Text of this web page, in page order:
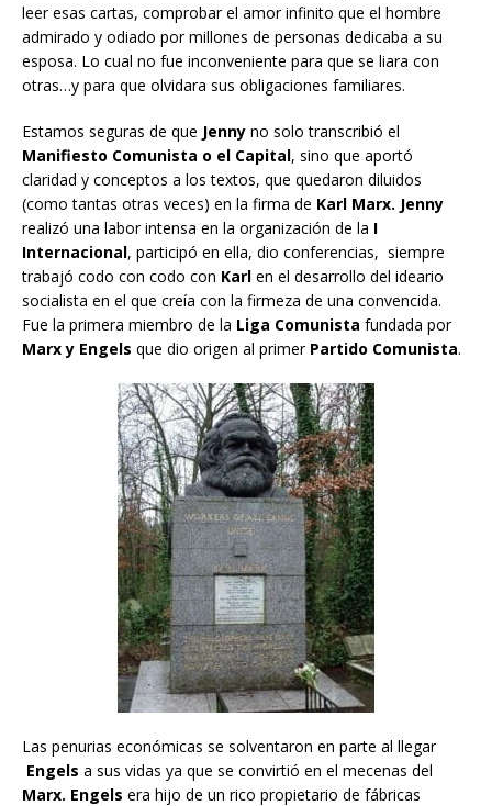
leer esas cartas, comprobar el amor infinito que el hombre
admirado y odiado por millones de personas dedicaba a su
esposa. Lo cual no fue inconveniente para que se liara con
otras…y para que olvidara sus obligaciones familiares.
Estamos seguras de que Jenny no solo transcribió el
Manifiesto Comunista o el Capital, sino que aportó
claridad y conceptos a los textos, que quedaron diluidos
(como tantas otras veces) en la firma de Karl Marx. Jenny
realizó una labor intensa en la organización de la I
Internacional, participó en ella, dio conferencias, siempre
trabajó codo con codo con Karl en el desarrollo del ideario
socialista en el que creía con la firmeza de una convencida.
Fue la primera miembro de la Liga Comunista fundada por
Marx y Engels que dio origen al primer Partido Comunista.
Las penurias económicas se solventaron en parte al llegar
Engels a sus vidas ya que se convirtió en el mecenas del
Marx. Engels era hijo de un rico propietario de fábricas